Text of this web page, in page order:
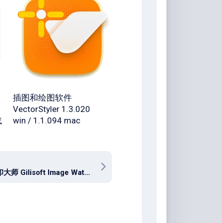
插图和绘图软件
VectorStyler 1.3.020
win / 1.1.094 mac
图像水印大师 Gilisoft Image Watermark Master v10.1